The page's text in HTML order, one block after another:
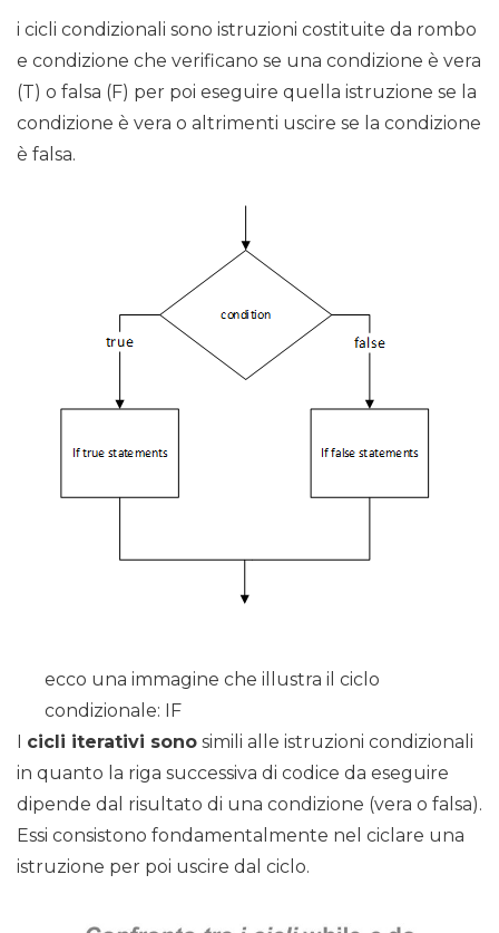
i cicli condizionali sono istruzioni costituite da rombo
e condizione che verificano se una condizione è vera
(T) o falsa (F) per poi eseguire quella istruzione se la
condizione è vera o altrimenti uscire se la condizione
è falsa.
ecco una immagine che illustra il ciclo
condizionale: IF
cicli iterativi sono simili alle istruzioni condizionali
in quanto la riga successiva di codice da eseguire
dipende dal risultato di una condizione (vera o falsa).
Essi consistono fondamentalmente nel ciclare una
istruzione per poi uscire dal ciclo.